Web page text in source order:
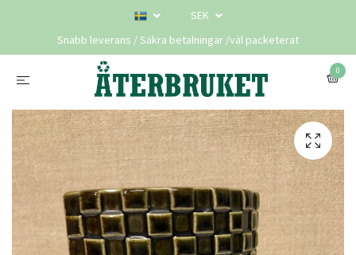
SEK
Snabb leverans / Säkra betalningar /väl packeterat
0